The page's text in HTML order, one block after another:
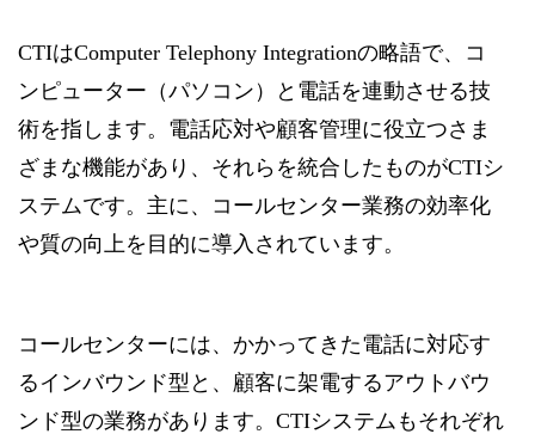
CTIはComputer Telephony Integrationの略語で、コ
ンピューター（パソコン）と電話を連動させる技
術を指します。電話応対や顧客管理に役立つさま
ざまな機能があり、それらを統合したものがCTIシ
ステムです。主に、コールセンター業務の効率化
や質の向上を目的に導入されています。
コールセンターには、かかってきた電話に対応す
るインバウンド型と、顧客に架電するアウトバウ
ンド型の業務があります。CTIシステムもそれぞれ